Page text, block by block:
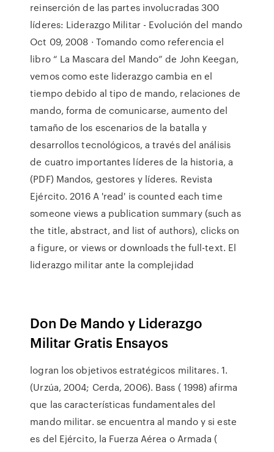
reinserción de las partes involucradas 300
líderes: Liderazgo Militar - Evolución del mando
Oct 09, 2008 · Tomando como referencia el
libro “ La Mascara del Mando” de John Keegan,
vemos como este liderazgo cambia en el
tiempo debido al tipo de mando, relaciones de
mando, forma de comunicarse, aumento del
tamaño de los escenarios de la batalla y
desarrollos tecnológicos, a través del análisis
de cuatro importantes líderes de la historia, a
(PDF) Mandos, gestores y líderes. Revista
Ejército. 2016 A 'read' is counted each time
someone views a publication summary (such as
the title, abstract, and list of authors), clicks on
a figure, or views or downloads the full-text. El
liderazgo militar ante la complejidad
Don De Mando y Liderazgo
Militar Gratis Ensayos
logran los objetivos estratégicos militares. 1.
(Urzúa, 2004; Cerda, 2006). Bass ( 1998) afirma
que las características fundamentales del
mando militar. se encuentra al mando y si este
es del Ejército, la Fuerza Aérea o Armada (